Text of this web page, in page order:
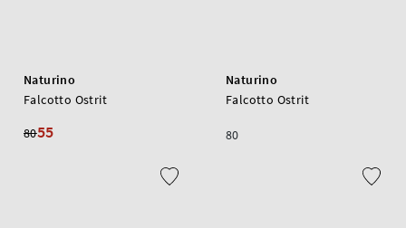
Naturino
Falcotto Ostrit
8055
Naturino
Falcotto Ostrit
80